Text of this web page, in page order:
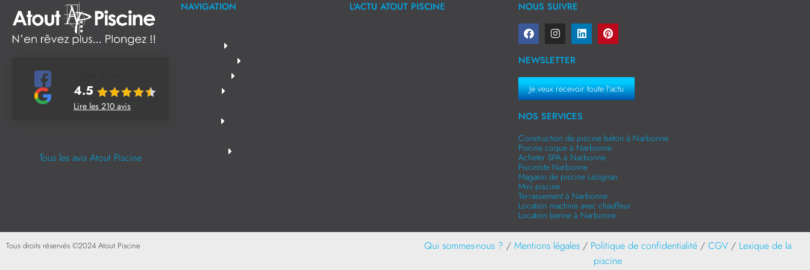
4.5
Lire les 210 avis
Tous les avis Atout Piscine
NAVIGATION L'ACTU ATOUT PISCINE NOUS SUIVRE
NEWSLETTER
Je veux recevoir toute l'actu
NOS SERVICES
Construction de piscine béton à Narbonne
Piscine coque à Narbonne
Acheter SPA à Narbonne
Pisciniste Narbonne
Magasin de piscine Lézignan
Mini piscine
Terrassement à Narbonne
Location machine avec chauffeur
Location benne à Narbonne
Tous droits réservés ©2024 Atout Piscine Qui sommes-nous ? / Mentions légales/ Politique de confidentialité/ CGV/ Lexique de la
piscine